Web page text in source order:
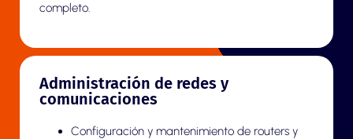
completo.
Administración de redes y
comunicaciones
Configuración y mantenimiento de routers y